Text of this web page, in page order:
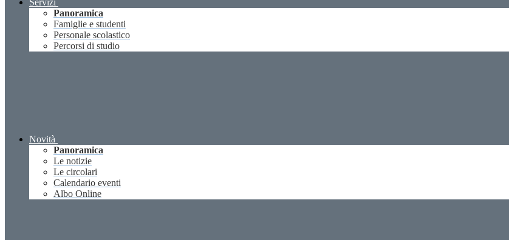
Servizi
Panoramica
Famiglie e studenti
Personale scolastico
Percorsi di studio
Novità
Panoramica
Le notizie
Le circolari
Calendario eventi
Albo Online